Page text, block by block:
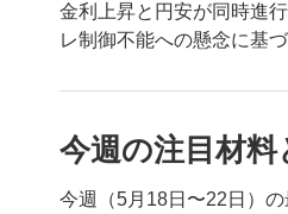
金利上昇と円安が同時進
レ制御不能への懸念に基
今週の注目材
今週（5月18日〜22日）